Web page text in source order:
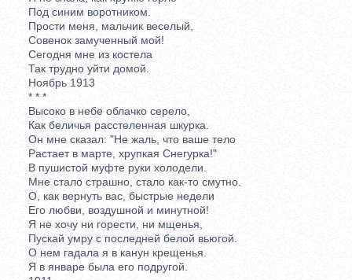
Под синим воротником.
Прости меня, мальчик веселый,
Совенок замученный мой!
Сегодня мне из костела
Так трудно уйти домой.
Ноябрь 1913
* * *
Высоко в небе облачко серело,
Как беличья расстеленная шкурка.
Он мне сказал: "Не жаль, что ваше тело
Растает в марте, хрупкая Снегурка!"
В пушистой муфте руки холодели.
Мне стало страшно, стало как-то смутно.
О, как вернуть вас, быстрые недели
Его любви, воздушной и минутной!
Я не хочу ни горести, ни мщенья,
Пускай умру с последней белой вьюгой.
О нем гадала я в канун крещенья.
Я в январе была его подругой.